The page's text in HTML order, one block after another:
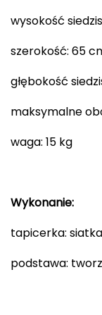
wysokość
szerokość: 65
głębokość
maksymalne
waga: 15 kg
Wykonanie:
tapicerka:
podstawa: